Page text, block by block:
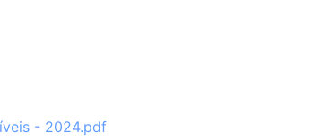
- 2024.pdf